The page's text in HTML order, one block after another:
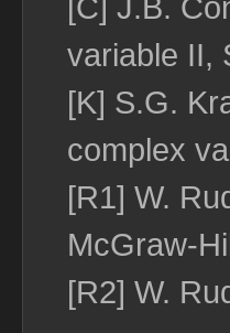
variable II,
[K] S.G.
complex
[R1] W.
McGraw-
[R2] W.